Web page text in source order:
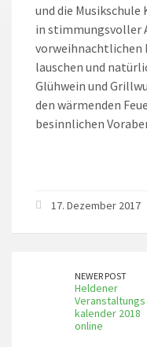
und die
in stimmungsvoller
vorweihnachtlichen
lauschen und
Glühwein und
den wärmenden
besinnlichen
17. Dezember 2017
NEWER POST
Heldener
Veranstaltungs
kalender 2018
online